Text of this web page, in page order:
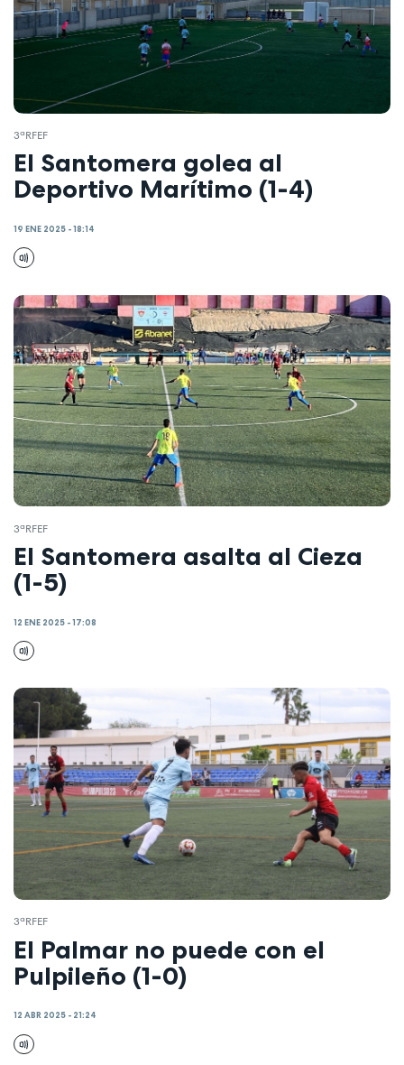
3ªRFEF
El Santomera golea al
Deportivo Marítimo (1-4)
19 ENE 2025 - 18:14
3ªRFEF
El Santomera asalta al Cieza
(1-5)
12 ENE 2025 - 17:08
3ªRFEF
El Palmar no puede con el
Pulpileño (1-0)
12 ABR 2025 - 21:24